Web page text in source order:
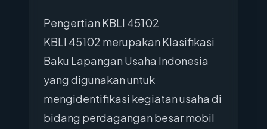
Pengertian KBLI 45102
KBLI 45102 merupakan Klasifikasi
Baku Lapangan Usaha Indonesia
yang digunakan untuk
mengidentifikasi kegiatan usaha di
bidang perdagangan besar mobil